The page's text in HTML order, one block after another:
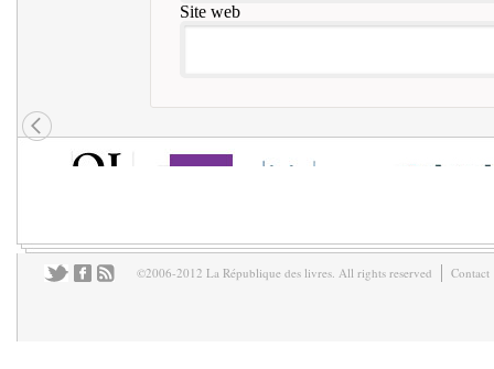
Site web
©2006-2012 La République des livres. All rights reserved Contact